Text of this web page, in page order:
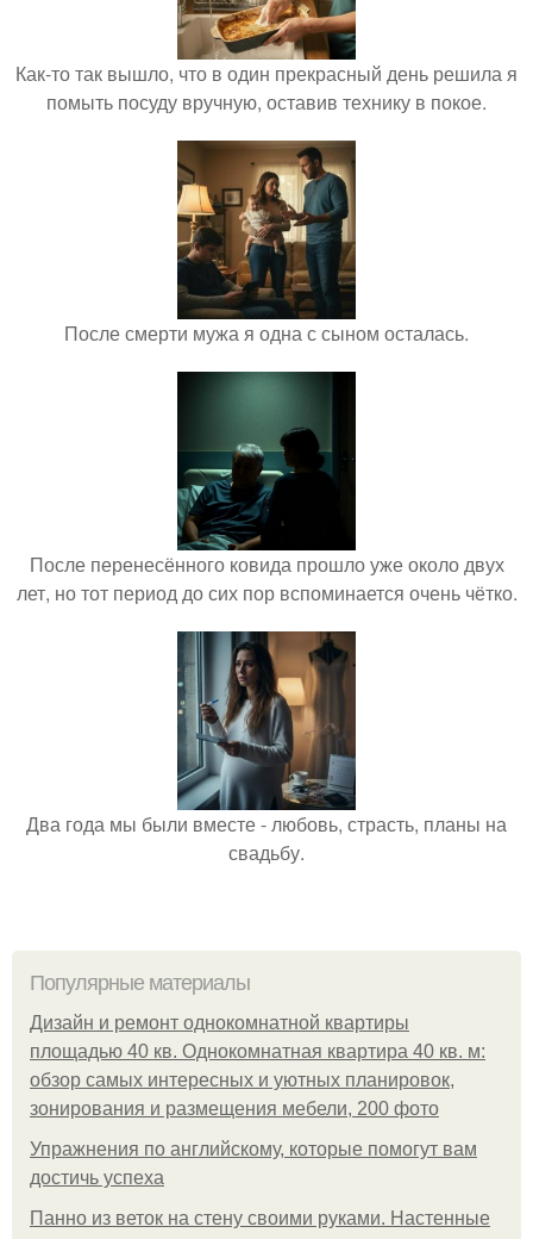
Как-то так вышло, что в один прекрасный день решила я
помыть посуду вручную, оставив технику в покое.
После смерти мужа я одна с сыном осталась.
После перенесённого ковида прошло уже около двух
лет, но тот период до сих пор вспоминается очень чётко.
Два года мы были вместе - любовь, страсть, планы на
свадьбу.
Популярные материалы
Дизайн и ремонт однокомнатной квартиры
площадью 40 кв. Однокомнатная квартира 40 кв. м:
обзор самых интересных и уютных планировок,
зонирования и размещения мебели, 200 фото
Упражнения по английскому, которые помогут вам
достичь успеха
Панно из веток на стену своими руками. Настенные